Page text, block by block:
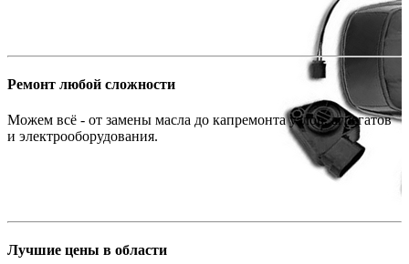
Ремонт любой сложности
Можем всё - от замены масла до капремонта узлов, агрегатов
и электрооборудования.
Лучшие цены в области